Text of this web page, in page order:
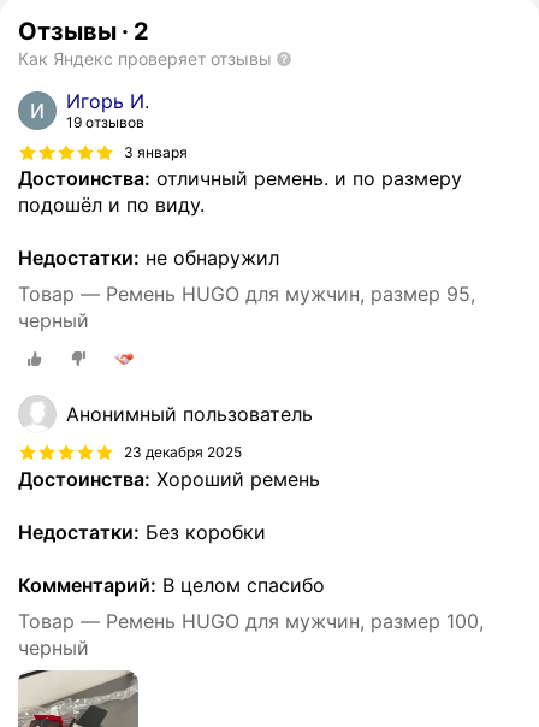
Отзывы · 2
Как Яндекс проверяет отзывы
Игорь И.
19 отзывов
3 января
Достоинства: отличный ремень. и по размеру
подошёл и по виду.
Недостатки: не обнаружил
Товар — Ремень HUGO для мужчин, размер 95,
черный
Анонимный пользователь
23 декабря 2025
Достоинства: Хороший ремень
Недостатки: Без коробки
Комментарий: В целом спасибо
Товар — Ремень HUGO для мужчин, размер 100,
черный